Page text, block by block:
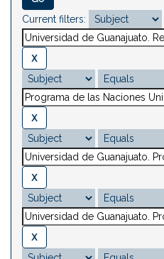
Current filters: